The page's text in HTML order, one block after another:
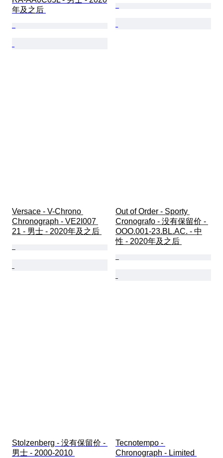
年及之后
Versace - V-Chrono
Chronograph - VE2I007
21 - 男士 - 2020年及之后
Out of Order - Sporty
Cronografo - 没有保留价 -
OOO.001-23.BL.AC. - 中
性 - 2020年及之后
Stolzenberg - 没有保留价 -
男士 - 2000-2010
Tecnotempo -
Chronograph - Limited